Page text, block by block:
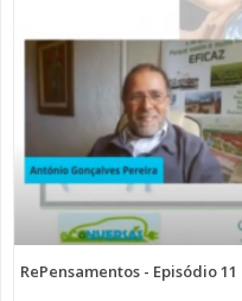
RePensamentos - Episódio 11